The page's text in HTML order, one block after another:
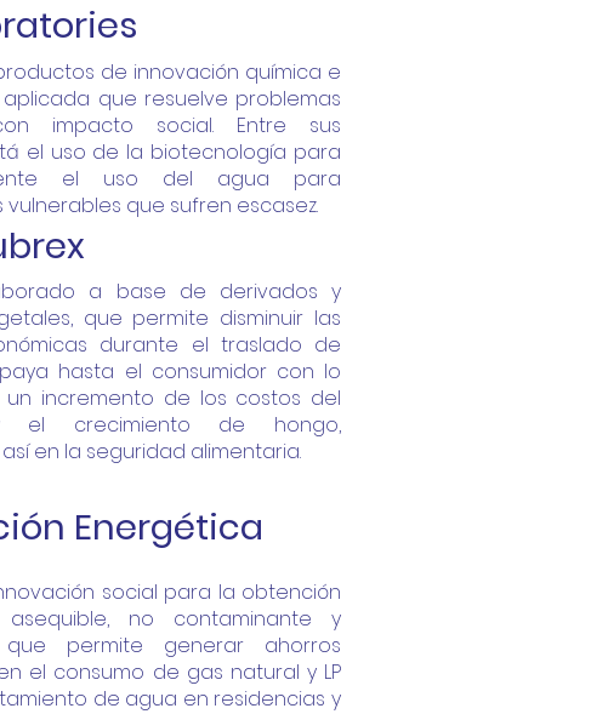
de innovación química e
que resuelve problemas
impacto social. Entre sus
el uso de la biotecnología para
el uso del agua para
que sufren escasez.
a base de derivados y
que permite disminuir las
durante el traslado de
hasta el consumidor con lo
incremento de los costos del
el crecimiento de hongo,
en la seguridad alimentaria.
Energética
social para la obtención
no contaminante y
que permite generar ahorros
el consumo de gas natural y LP
de agua en residencias y